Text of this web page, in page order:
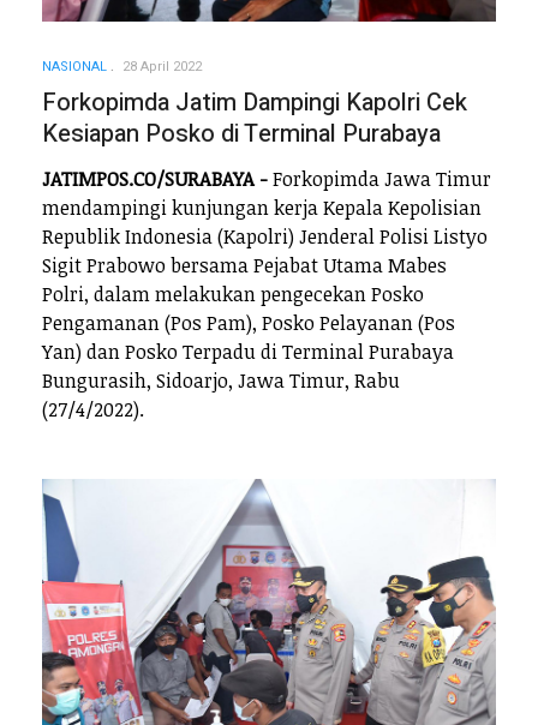
NASIONAL 28 April 2022
Forkopimda Jatim Dampingi Kapolri Cek
Kesiapan Posko di Terminal Purabaya
JATIMPOS.CO/SURABAYA -Forkopimda Jawa Timur
mendampingi kunjungan kerja Kepala Kepolisian
Republik Indonesia (Kapolri) Jenderal Polisi Listyo
Sigit Prabowo bersama Pejabat Utama Mabes
Polri, dalam melakukan pengecekan Posko
Pengamanan (Pos Pam), Posko Pelayanan (Pos
Yan) dan Posko Terpadu di Terminal Purabaya
Bungurasih, Sidoarjo, Jawa Timur, Rabu
(27/4/2022).